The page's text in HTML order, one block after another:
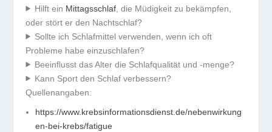
Hilft ein Mittagsschlaf , die Müdigkeit zu bekämpfen,
oder stört er den Nachtschlaf?
Sollte ich Schlafmittel verwenden, wenn ich oft
Probleme habe einzuschlafen?
Beeinflusst das Alter die Schlafqualität und -menge?
Kann Sport den Schlaf verbessern?
Quellenangaben:
https://www.krebsinformationsdienst.de/nebenwirkung
en-bei-krebs/fatigue